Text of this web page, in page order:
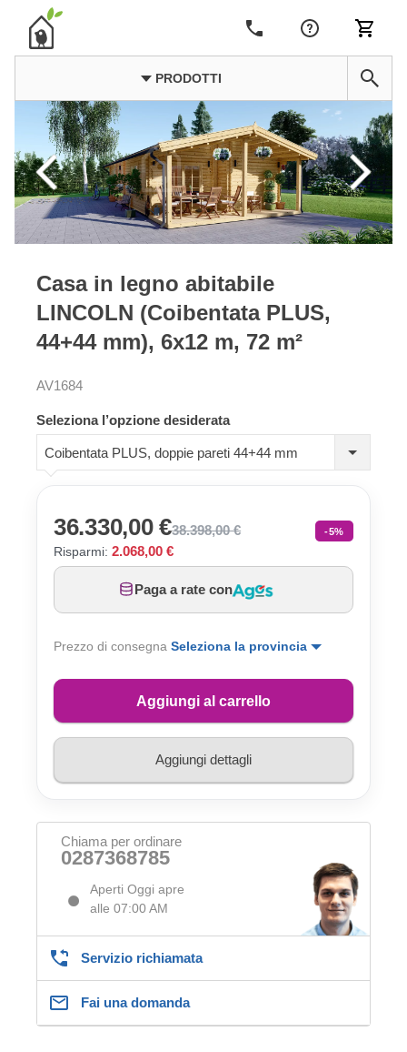
PRODOTTI
Casa in legno abitabile
LINCOLN (Coibentata PLUS,
44+44 mm), 6x12 m, 72 m²
AV1684
Seleziona l’opzione desiderata
Coibentata PLUS, doppie pareti 44+44 mm
36.330,00 €38.398,00 € -5%
Risparmi: 2.068,00 €
Paga a rate con
Prezzo di consegna Seleziona la provincia
Aggiungi al carrello
Aggiungi dettagli
Chiama per ordinare
0287368785
Aperti Oggi apre
alle 07:00 AM
Servizio richiamata
Fai una domanda